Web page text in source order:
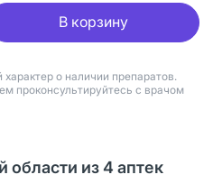
В корзину
о наличии препаратов.
проконсультируйтесь с врачом
области из 4 аптек